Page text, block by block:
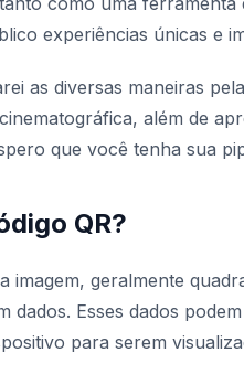
experiências únicas e
as diversas maneiras
além de
que você tenha sua
QR?
imagem, geralmente
dados. Esses dados
para serem